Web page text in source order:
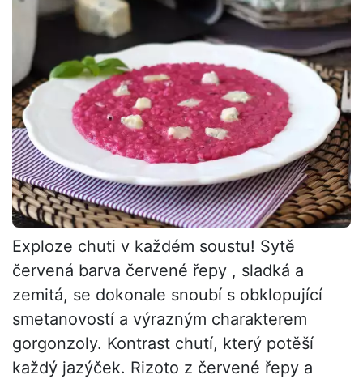
Exploze chuti v každém soustu! Sytě
červená barva červené řepy , sladká a
zemitá, se dokonale snoubí s obklopující
smetanovostí a výrazným charakterem
gorgonzoly. Kontrast chutí, který potěší
každý jazýček. Rizoto z červené řepy a